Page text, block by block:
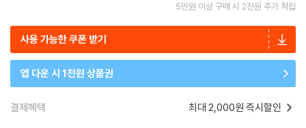
5만원 이상 구매 시 2천원 추가 적립
사용 가능한 쿠폰 받기
앱 다운 시 1천원 상품권
결제혜택 최대 2,000원 즉시할인